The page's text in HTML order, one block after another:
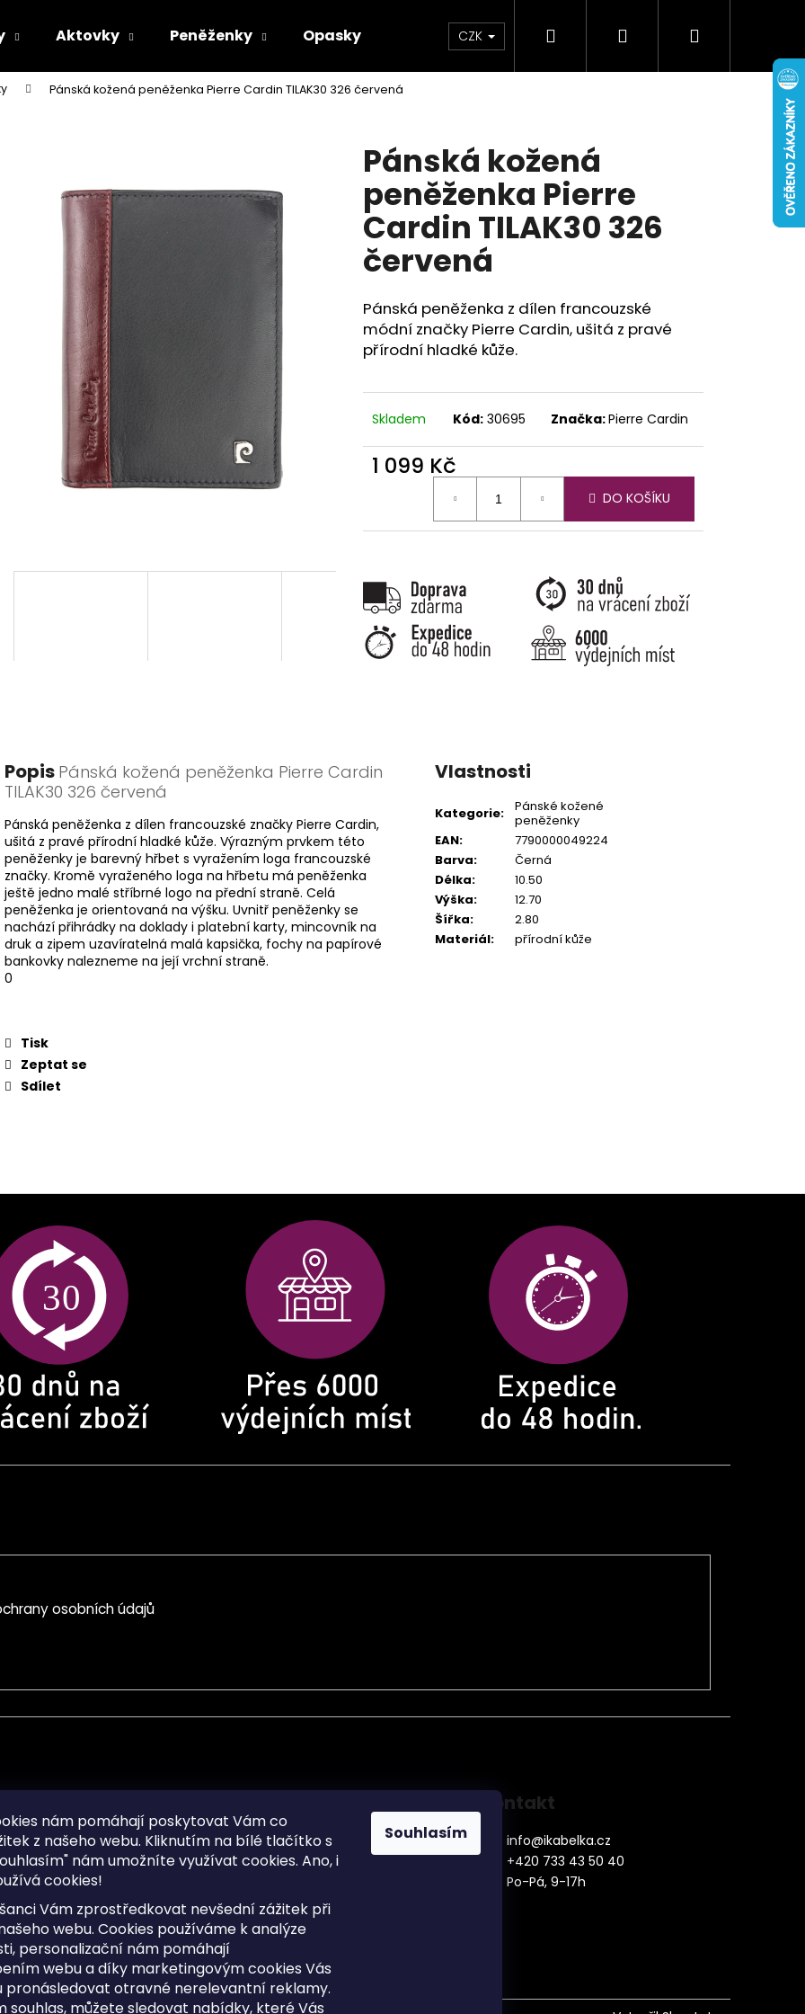
nám pomáhají poskytovat Vám co
z našeho webu. Kliknutím na bílé tlačítko s
nám umožníte využívat cookies. Ano, i
cookies!
Vám zprostředkovat nevšední zážitek při
webu. Cookies používáme k analýze
personalizační nám pomáhají
webu a díky marketingovým cookies Vás
pronásledovat otravné nerelevantní reklamy.
souhlas, můžete sledovat nabídky, které Vás
Souhlasím
Aktovky Peněženky Opasky Doplňky Novinky
CZK Hledat PřihlášeníNákupní
Pánská kožená peněženka Pierre Cardin TILAK30 326 červená
Pánská kožená
peněženka Pierre
Cardin TILAK30 326
červená
Pánská peněženka z dílen francouzské
módní značky Pierre Cardin, ušitá z pravé
přírodní hladké kůže.
Skladem Kód: 30695 Značka:Pierre Cardin
1 099 Kč
DO KOŠÍKU
Popis Pánská kožená peněženka Pierre Cardin
TILAK30 326 červená
Pánská peněženka z dílen francouzské značky Pierre Cardin,
ušitá z pravé přírodní hladké kůže. Výrazným prvkem této
peněženky je barevný hřbet s vyražením loga francouzské
značky. Kromě vyraženého loga na hřbetu má peněženka
ještě jedno malé stříbrné logo na přední straně. Celá
peněženka je orientovaná na výšku. Uvnitř peněženky se
nachází přihrádky na doklady i platební karty, mincovník na
druk a zipem uzavíratelná malá kapsička, fochy na papírové
bankovky nalezneme na její vrchní straně.
0
Tisk
Zeptat se
Sdílet
Vlastnosti
Kategorie:
Pánské kožené
peněženky
EAN:
7790000049224
Barva:
Černá
Délka:
10.50
Výška:
12.70
Šířka:
2.80
Materiál: přírodní kůže
Co potřebujete najít?
Doporučujeme
osobních údajů
osobních údajů
dotazy
cookies
Sitemap
Doprava a Platba
Postup vrácení zboží ve 30 denní
lhůtě
Obchodní podmínky
Kontakt
info@ikabelka.cz
+420 733 43 50 40
Po-Pá, 9-17h